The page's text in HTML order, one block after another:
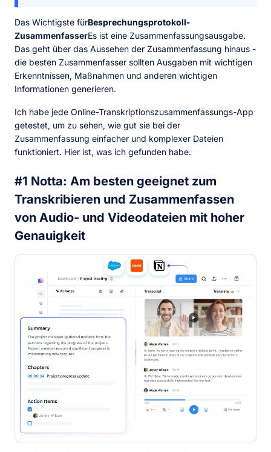
Das Wichtigste fürBesprechungsprotokoll-
ZusammenfasserEs ist eine Zusammenfassungsausgabe.
Das geht über das Aussehen der Zusammenfassung hinaus -
die besten Zusammenfasser sollten Ausgaben mit wichtigen
Erkenntnissen, Maßnahmen und anderen wichtigen
Informationen generieren.
Ich habe jede Online-Transkriptionszusammenfassungs-App
getestet, um zu sehen, wie gut sie bei der
Zusammenfassung einfacher und komplexer Dateien
funktioniert. Hier ist, was ich gefunden habe.
#1 Notta: Am besten geeignet zum
Transkribieren und Zusammenfassen
von Audio- und Videodateien mit hoher
Genauigkeit